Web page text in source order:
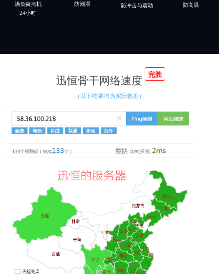
满负荷拷机
24小时
防潮湿 防冲击与震动 防高温
迅恒骨干网络速度 完胜
（以下结果均为实际数据）